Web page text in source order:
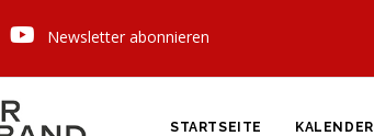
Newsletter abonnieren
HAUPTNAVIGATION
STARTSEITE KALENDER